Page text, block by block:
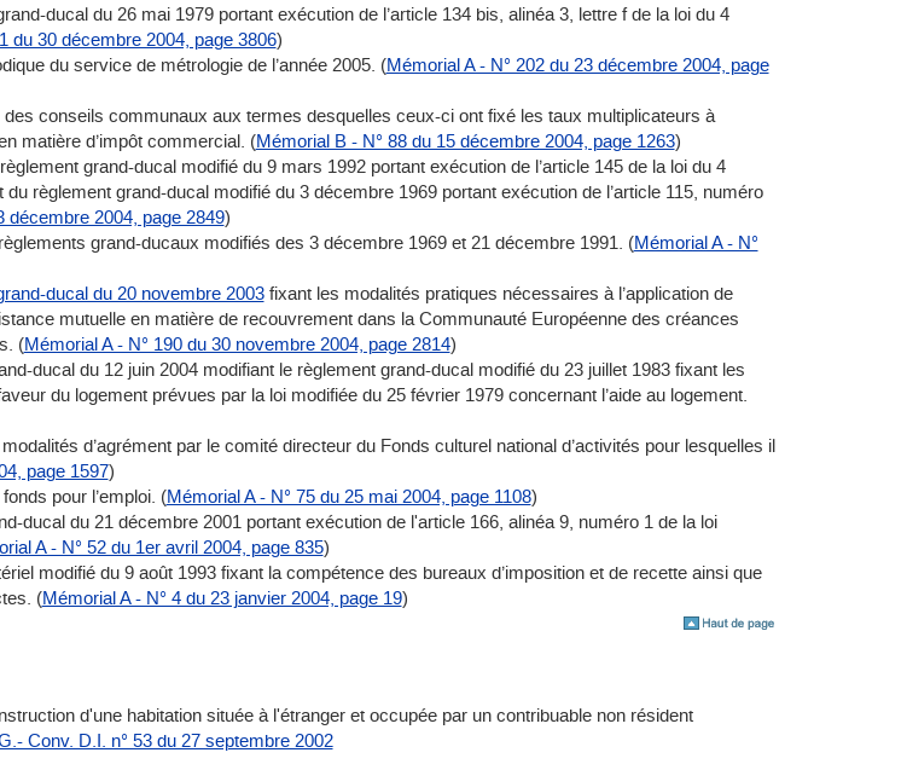
ducal du 26 mai 1979 portant exécution de l’article 134 bis, alinéa 3, lettre f de la loi du 4
du 30 décembre 2004, page 3806)
du service de métrologie de l’année 2005. (Mémorial A - N° 202 du 23 décembre 2004, page
conseils communaux aux termes desquelles ceux-ci ont fixé les taux multiplicateurs à
matière d’impôt commercial. (Mémorial B - N° 88 du 15 décembre 2004, page 1263)
grand-ducal modifié du 9 mars 1992 portant exécution de l’article 145 de la loi du 4
règlement grand-ducal modifié du 3 décembre 1969 portant exécution de l’article 115, numéro
décembre 2004, page 2849)
grand-ducaux modifiés des 3 décembre 1969 et 21 décembre 1991. (Mémorial A - N°
ducal du 20 novembre 2003fixant les modalités pratiques nécessaires à l’application de
mutuelle en matière de recouvrement dans la Communauté Européenne des créances
(Mémorial A - N° 190 du 30 novembre 2004, page 2814)
ducal du 12 juin 2004 modifiant le règlement grand-ducal modifié du 23 juillet 1983 fixant les
du logement prévues par la loi modifiée du 25 février 1979 concernant l’aide au logement.
d’agrément par le comité directeur du Fonds culturel national d’activités pour lesquelles il
page 1597)
pour l’emploi. (Mémorial A - N° 75 du 25 mai 2004, page 1108)
ducal du 21 décembre 2001 portant exécution de l'article 166, alinéa 9, numéro 1 de la loi
A - N° 52 du 1er avril 2004, page 835)
modifié du 9 août 1993 fixant la compétence des bureaux d’imposition et de recette ainsi que
(Mémorial A - N° 4 du 23 janvier 2004, page 19)
d'une habitation située à l'étranger et occupée par un contribuable non résident
Conv. D.I. n° 53 du 27 septembre 2002